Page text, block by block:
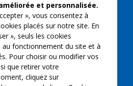
nous ?
Emargence
C’moi le chef
Actualités
nous
et personnalisée.
», vous consentez à
placés sur notre site. En
», seuls les cookies
fonctionnement du site et à
Pour choisir ou modifier vos
que retirer votre
cliquez sur